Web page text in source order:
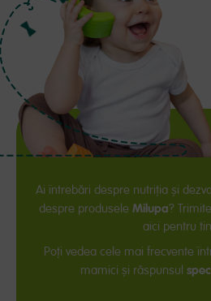
Ai întrebări despre nutriția și
despre produsele Milupa?
aici pentru
Poți vedea cele mai frecvente
mamici și răspunsul